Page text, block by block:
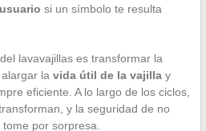
si un símbolo te resulta
del lavavajillas es transformar la
la vida útil de la vajillay
eficiente. A lo largo de los ciclos,
y la seguridad de no
por sorpresa.